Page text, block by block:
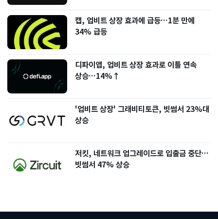
캡, 업비트 상장 효과에 급등…1분 만에
34% 급등
디파이앱, 업비트 상장 효과로 이틀 연속
상승…14%↑
'업비트 상장' 그래비티토큰, 빗썸서 23%대
상승
저킷, 네트워크 업그레이드로 입출금 중단…
빗썸서 47% 상승